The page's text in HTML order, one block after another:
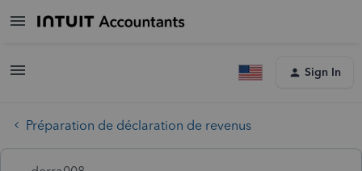
Sign In
Préparation de déclaration de revenus